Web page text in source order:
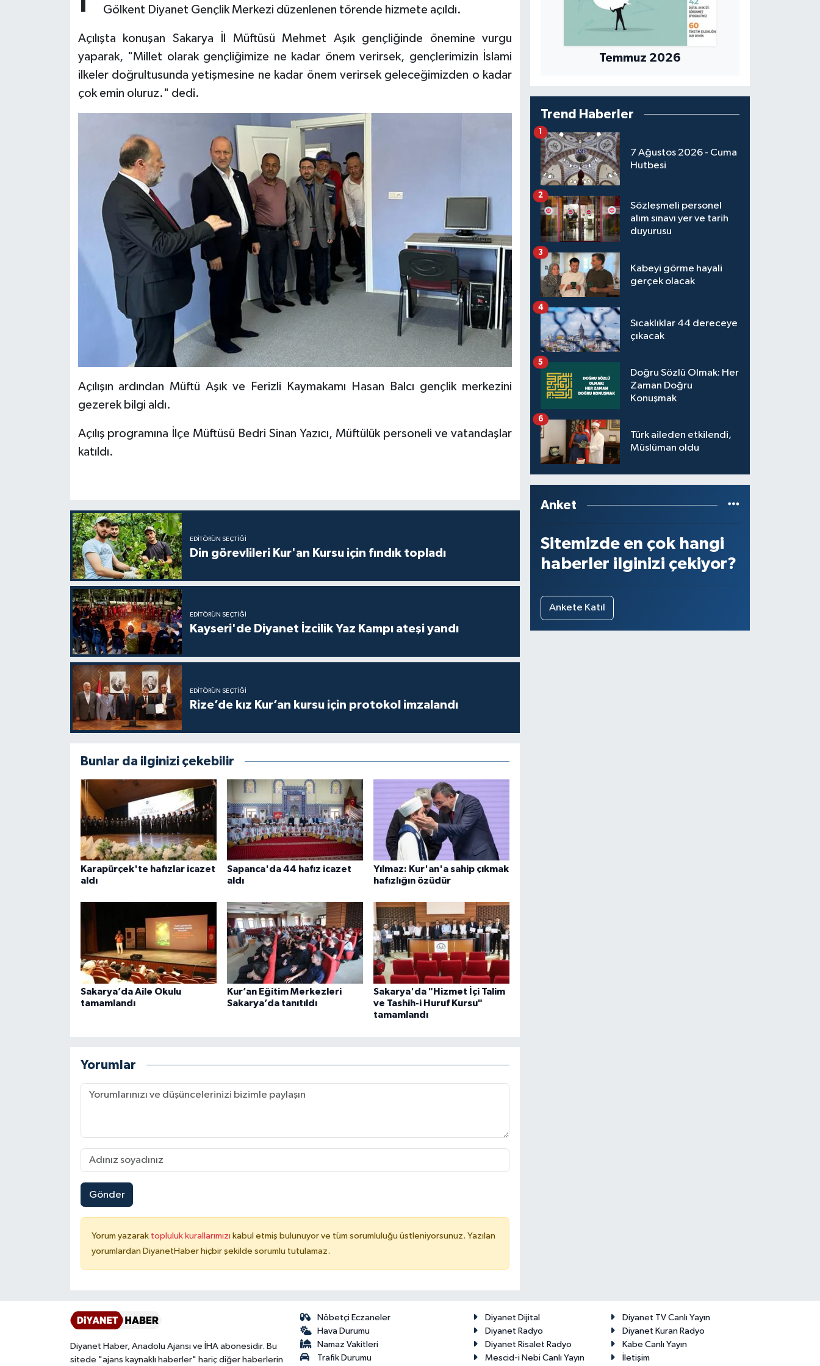
Gölkent Diyanet Gençlik Merkezi düzenlenen törende hizmete açıldı.
Açılışta konuşan Sakarya İl Müftüsü Mehmet Aşık gençliğinde önemine vurgu
yaparak, "Millet olarak gençliğimize ne kadar önem verirsek, gençlerimizin İslami
ilkeler doğrultusunda yetişmesine ne kadar önem verirsek geleceğimizden o kadar
çok emin oluruz." dedi.
Açılışın ardından Müftü Aşık ve Ferizli Kaymakamı Hasan Balcı gençlik merkezini
gezerek bilgi aldı.
Açılış programına İlçe Müftüsü Bedri Sinan Yazıcı, Müftülük personeli ve vatandaşlar
katıldı.
EDITÖRÜN SEÇTIĞI
Din görevlileri Kur'an Kursu için fındık topladı
EDITÖRÜN SEÇTIĞI
Kayseri'de Diyanet İzcilik Yaz Kampı ateşi yandı
EDITÖRÜN SEÇTIĞI
Rize’de kız Kur’an kursu için protokol imzalandı
Bunlar da ilginizi çekebilir
Karapürçek'te hafızlar icazet
aldı
Sapanca'da 44 hafız icazet
aldı
Yılmaz: Kur'an'a sahip çıkmak
hafızlığın özüdür
Sakarya’da Aile Okulu
tamamlandı
Kur’an Eğitim Merkezleri
Sakarya’da tanıtıldı
Sakarya'da "Hizmet İçi Talim
ve Tashih-i Huruf Kursu"
tamamlandı
Yorumlar
Gönder
Yorum yazarak topluluk kurallarımızı kabul etmiş bulunuyor ve tüm sorumluluğu üstleniyorsunuz. Yazılan
yorumlardan DiyanetHaber hiçbir şekilde sorumlu tutulamaz.
Temmuz 2026
Trend Haberler
7 Ağustos 2026 - Cuma
Hutbesi
Sözleşmeli personel
alım sınavı yer ve tarih
duyurusu
2
Kabeyi görme hayali
gerçek olacak
3
Sıcaklıklar 44 dereceye
çıkacak
4
Doğru Sözlü Olmak: Her
Zaman Doğru
Konuşmak
5
Türk aileden etkilendi,
Müslüman oldu
6
Anket
Sitemizde en çok hangi
haberler ilginizi çekiyor?
Ankete Katıl
Diyanet Haber, Anadolu Ajansı ve İHA abonesidir. Bu
sitede "ajans kaynaklı haberler" hariç diğer haberlerin
Nöbetçi Eczaneler
Hava Durumu
Namaz Vakitleri
Trafik Durumu
Diyanet Dijital
Diyanet TV Canlı Yayın
Diyanet Radyo
Diyanet Kuran Radyo
Diyanet Risalet Radyo
Kabe Canlı Yayın
Mescid-i Nebi Canlı Yayın
İletişim
Bolu Müftülüğü
Burdur Müftülüğü
Çanakkale Müftülüğü
Çankırı Müftülüğü
Çorum Müftülüğü
Denizli Müftülüğü
Diyarbakır Müftülüğü
Düzce Müftülüğü
Elazığ Müftülüğü
Erzincan Müftülüğü
Erzurum Müftülüğü
Giresun Müftülüğü
Gümüşhane Müftülüğü
Hakkari Müftülüğü
Hatay Müftülüğü
Iğdır Müftülüğü
Isparta Müftülüğü
İstanbul Müftülüğü
Karabük Müftülüğü
Karaman Müftülüğü
Kars Müftülüğü
Kayseri Müftülüğü
Kilis Müftülüğü
Kırıkkale Müftülüğü
Kocaeli Müftülüğü
Kütahya Müftülüğü
Manisa Müftülüğü
Mardin Müftülüğü
Mersin Müftülüğü
Makaleler